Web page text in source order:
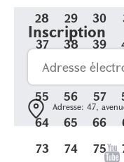
28
29 30
37
38 39
46
47 48
55
56 57
64
65 66
73
74 75
Inscription
Adresse: 47,